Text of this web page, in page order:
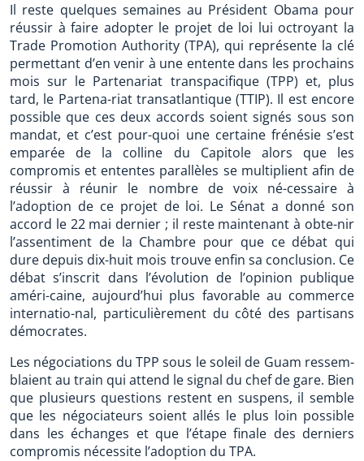
Il reste quelques semaines au Président Obama pour
réussir à faire adopter le projet de loi lui octroyant la
Trade Promotion Authority (TPA), qui représente la clé
permettant d’en venir à une entente dans les prochains
mois sur le Partenariat transpacifique (TPP) et, plus
tard, le Partena-riat transatlantique (TTIP). Il est encore
possible que ces deux accords soient signés sous son
mandat, et c’est pour-quoi une certaine frénésie s’est
emparée de la colline du Capitole alors que les
compromis et ententes parallèles se multiplient afin de
réussir à réunir le nombre de voix né-cessaire à
l’adoption de ce projet de loi. Le Sénat a donné son
accord le 22 mai dernier ; il reste maintenant à obte-nir
l’assentiment de la Chambre pour que ce débat qui
dure depuis dix-huit mois trouve enfin sa conclusion. Ce
débat s’inscrit dans l’évolution de l’opinion publique
améri-caine, aujourd’hui plus favorable au commerce
internatio-nal, particulièrement du côté des partisans
démocrates.
Les négociations du TPP sous le soleil de Guam ressem-
blaient au train qui attend le signal du chef de gare. Bien
que plusieurs questions restent en suspens, il semble
que les négociateurs soient allés le plus loin possible
dans les échanges et que l’étape finale des derniers
compromis nécessite l’adoption du TPA.